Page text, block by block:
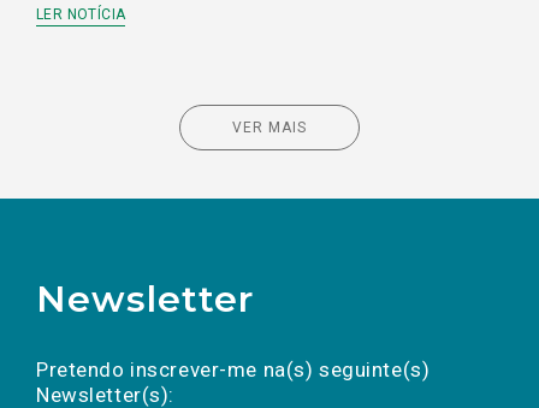
LER NOTÍCIA
VER MAIS
Newsletter
Pretendo inscrever-me na(s) seguinte(s)
Newsletter(s):
a(s) newsletter(s).
mail